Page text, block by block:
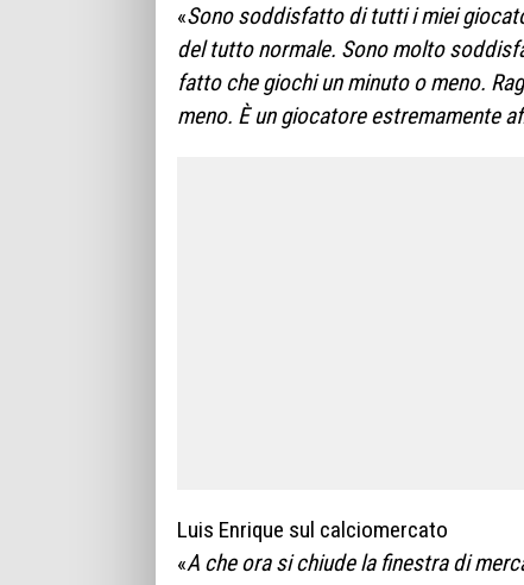
«Sono soddisfatto di tutti i miei
del tutto normale. Sono molto
fatto che giochi un minuto o meno.
meno. È un giocatore estremamente
Luis Enrique sul calciomercato
«A che ora si chiude la finestra di